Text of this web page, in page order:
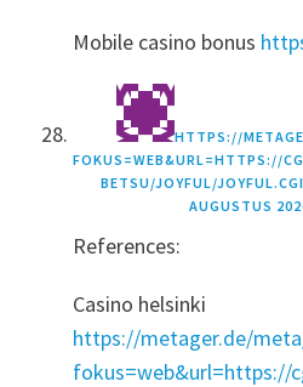
Mobile casino bonus
HTTPS://
FOKUS=WEB&URL=HTTPS://
BETSU/JOYFUL/
AUGUSTUS
References:
Casino helsinki
https://metager.de/
fokus=web&url=https://